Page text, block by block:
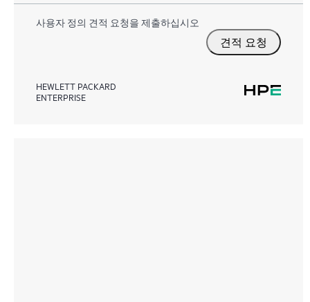
사용자 정의 견적 요청을 제출하십시오
견적 요청
HEWLETT PACKARD
ENTERPRISE